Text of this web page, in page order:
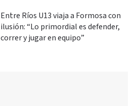
Entre Ríos U13 viaja a Formosa con
ilusión: “Lo primordial es defender,
correr y jugar en equipo”